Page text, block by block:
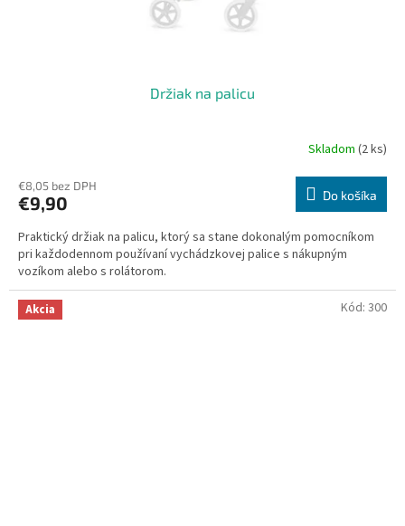
Držiak na palicu
Skladom (2 ks)
€8,05 bez DPH
€9,90 Do košíka
Praktický držiak na palicu, ktorý sa stane dokonalým pomocníkom
pri každodennom používaní vychádzkovej palice s nákupným
vozíkom alebo s rolátorom.
Akcia Kód: 300